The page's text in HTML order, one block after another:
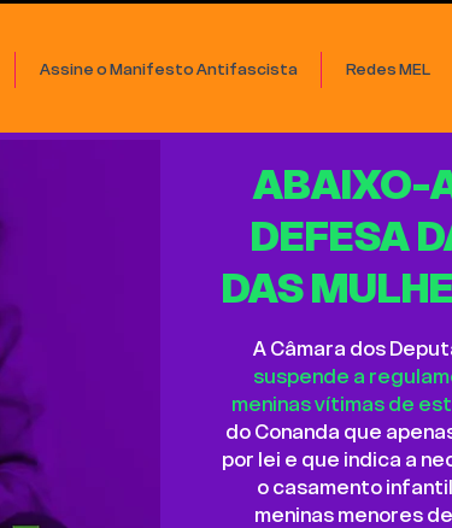
Assine o Manifesto Antifascista Redes MEL
ABAIXO-
DEFESA
DAS
A Câmara dos
suspende a
meninas vítimas de
do Conanda que
por lei e que indica a
o casamento
meninas menores